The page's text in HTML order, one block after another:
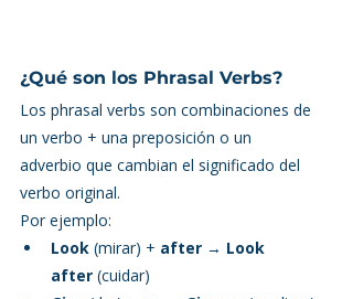
¿Qué son los Phrasal Verbs?
Los phrasal verbs son combinaciones de
un verbo + una preposición o un
adverbio que cambian el significado del
verbo original.
Por ejemplo:
Look (mirar) + after → Look
after (cuidar)